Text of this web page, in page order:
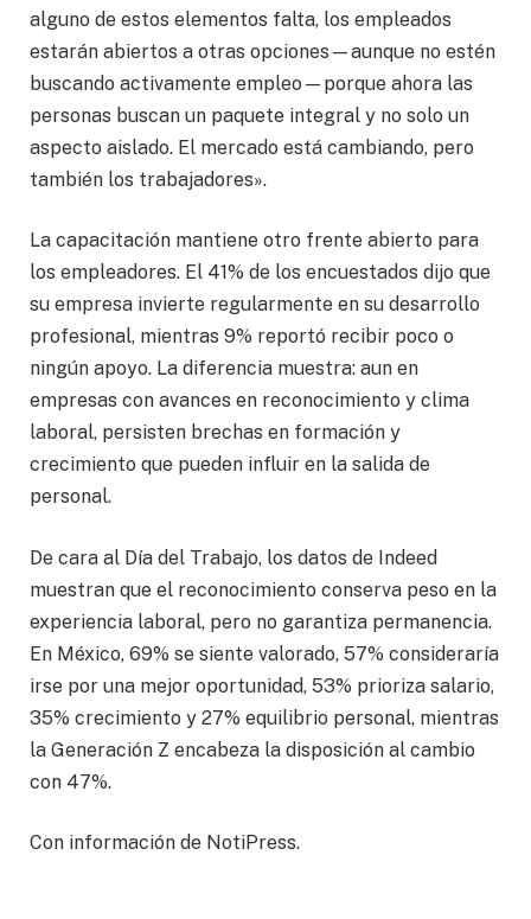
alguno de estos elementos falta, los empleados
estarán abiertos a otras opciones—aunque no estén
buscando activamente empleo—porque ahora las
personas buscan un paquete integral y no solo un
aspecto aislado. El mercado está cambiando, pero
también los trabajadores».
La capacitación mantiene otro frente abierto para
los empleadores. El 41% de los encuestados dijo que
su empresa invierte regularmente en su desarrollo
profesional, mientras 9% reportó recibir poco o
ningún apoyo. La diferencia muestra: aun en
empresas con avances en reconocimiento y clima
laboral, persisten brechas en formación y
crecimiento que pueden influir en la salida de
personal.
De cara al Día del Trabajo, los datos de Indeed
muestran que el reconocimiento conserva peso en la
experiencia laboral, pero no garantiza permanencia.
En México, 69% se siente valorado, 57% consideraría
irse por una mejor oportunidad, 53% prioriza salario,
35% crecimiento y 27% equilibrio personal, mientras
la Generación Z encabeza la disposición al cambio
con 47%.
Con información de NotiPress.